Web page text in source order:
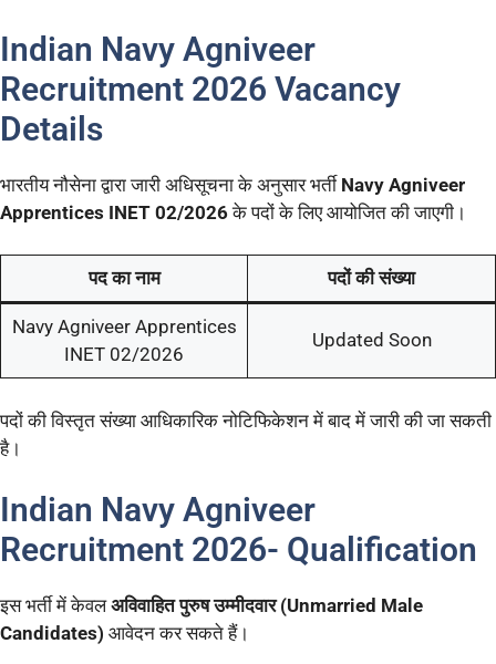
Indian Navy Agniveer
Recruitment 2026 Vacancy
Details
भारतीय नौसेना द्वारा जारी अधिसूचना के अनुसार भर्ती Navy Agniveer
Apprentices INET 02/2026के पदों के लिए आयोजित की जाएगी।
पद का नाम पदों की संख्या
Navy Agniveer Apprentices
INET 02/2026
Updated Soon
पदों की विस्तृत संख्या आधिकारिक नोटिफिकेशन में बाद में जारी की जा सकती
है।
Indian Navy Agniveer
Recruitment 2026- Qualification
इस भर्ती में केवलअविवाहित पुरुष उम्मीदवार (Unmarried Male
Candidates) आवेदन कर सकते हैं।